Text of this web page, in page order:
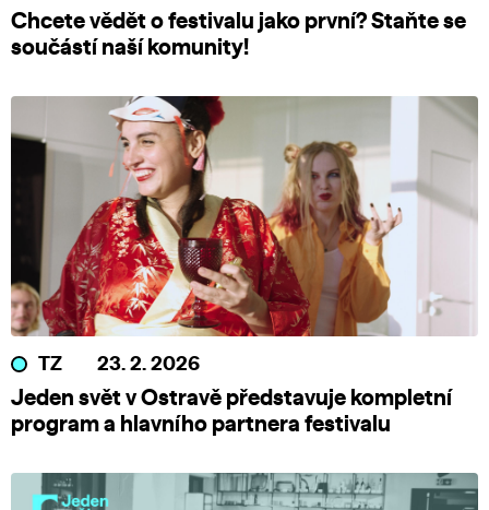
Chcete vědět o festivalu jako první? Staňte se
součástí naší komunity!
TZ 23. 2. 2026
Jeden svět v Ostravě představuje kompletní
program a hlavního partnera festivalu